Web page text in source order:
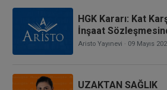
HGK Kararı: Kat
İnşaat
Belirtilenden Başka
Araştırılmasının
Aristo Yayınevi · 09 Mayıs
UZAKTAN SAĞLIK